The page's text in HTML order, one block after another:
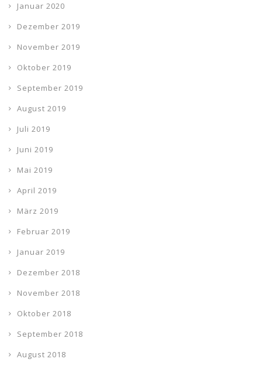
Januar 2020
Dezember 2019
November 2019
Oktober 2019
September 2019
August 2019
Juli 2019
Juni 2019
Mai 2019
April 2019
März 2019
Februar 2019
Januar 2019
Dezember 2018
November 2018
Oktober 2018
September 2018
August 2018